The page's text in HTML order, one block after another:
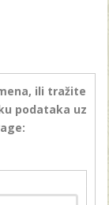
ili tražite
podataka uz